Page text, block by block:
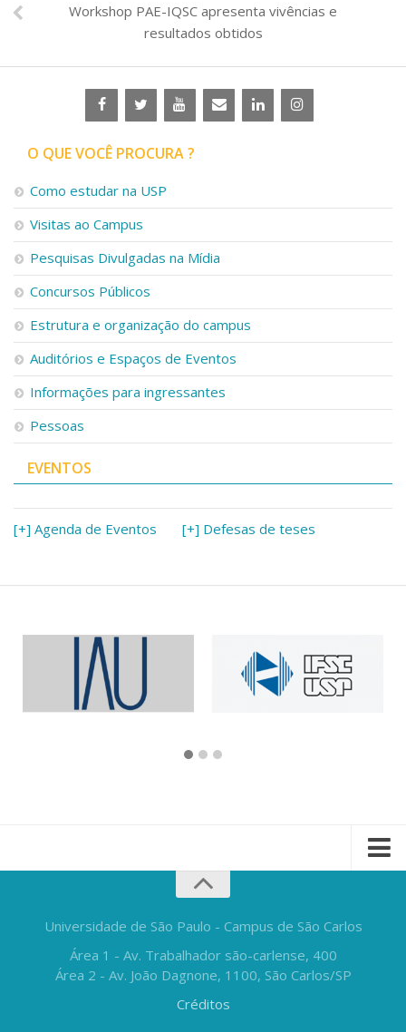
Workshop PAE-IQSC apresenta vivências e
resultados obtidos
O QUE VOCÊ PROCURA ?
Como estudar na USP
Visitas ao Campus
Pesquisas Divulgadas na Mídia
Concursos Públicos
Estrutura e organização do campus
Auditórios e Espaços de Eventos
Informações para ingressantes
Pessoas
EVENTOS
[+] Agenda de Eventos [+] Defesas de teses
Universidade de São Paulo - Campus de São Carlos
Área 1 - Av. Trabalhador são-carlense, 400
Área 2 - Av. João Dagnone, 1100, São Carlos/SP
Créditos